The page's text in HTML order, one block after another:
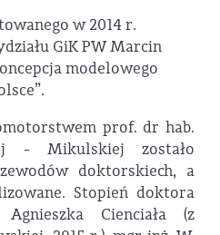
w 2014 r.
GiK PW Marcin
modelowego
prof. dr hab.
- Mikulskiej zostało
doktorskiech, a
Stopień doktora
Cienciała (z